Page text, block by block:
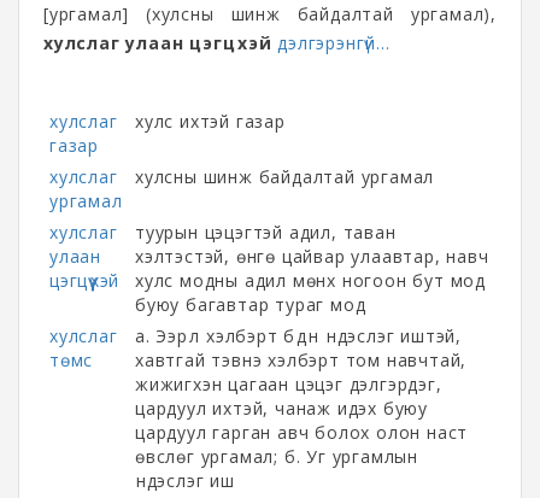
[ургамал] (хулсны шинж байдалтай ургамал),
хулслаг улаан цэгцүүхэй дэлгэрэнгүй...
хулслаг
газар
хулс ихтэй газар
хулслаг
ургамал
хулсны шинж байдалтай ургамал
хулслаг
улаан
цэгцүүхэй
туурын цэцэгтэй адил, таван
хэлтэстэй, өнгө цайвар улаавтар, навч
хулс модны адил мөнх ногоон бут мод
буюу багавтар тураг мод
хулслаг
төмс
а. Ээрүүл хэлбэрт бүдүүн үндэслэг иштэй,
хавтгай тэвнэ хэлбэрт том навчтай,
жижигхэн цагаан цэцэг дэлгэрдэг,
цардуул ихтэй, чанаж идэх буюу
цардуул гарган авч болох олон наст
өвслөг ургамал; б. Уг ургамлын
үндэслэг иш